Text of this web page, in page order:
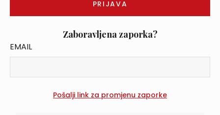
Zaboravljena zaporka?
EMAIL